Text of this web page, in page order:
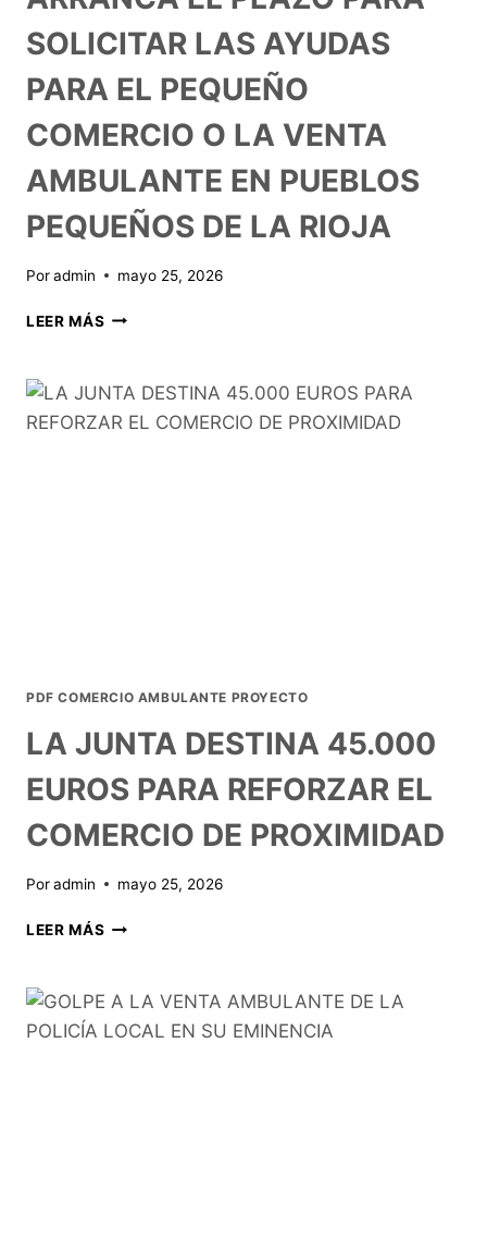
SOLICITAR LAS AYUDAS
PARA EL PEQUEÑO
COMERCIO O LA VENTA
AMBULANTE EN PUEBLOS
PEQUEÑOS DE LA RIOJA
Poradmin mayo 25, 2026
LEER MÁS
PDF COMERCIO AMBULANTE PROYECTO
LA JUNTA DESTINA 45.000
EUROS PARA REFORZAR EL
COMERCIO DE PROXIMIDAD
Poradmin mayo 25, 2026
LEER MÁS